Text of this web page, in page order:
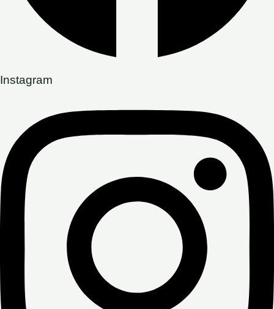
Instagram